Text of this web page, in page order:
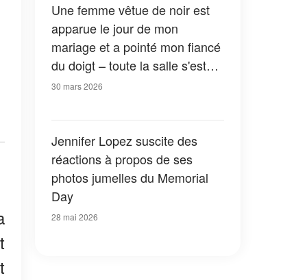
Une femme vêtue de noir est
apparue le jour de mon
mariage et a pointé mon fiancé
du doigt – toute la salle s'est
figée
30 mars 2026
Jennifer Lopez suscite des
réactions à propos de ses
photos jumelles du Memorial
Day
28 mai 2026